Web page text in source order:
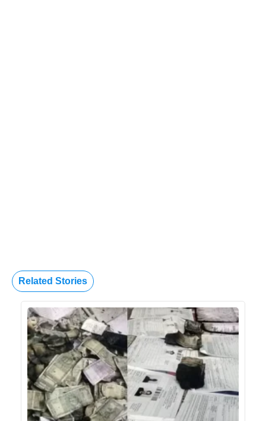
Related Stories